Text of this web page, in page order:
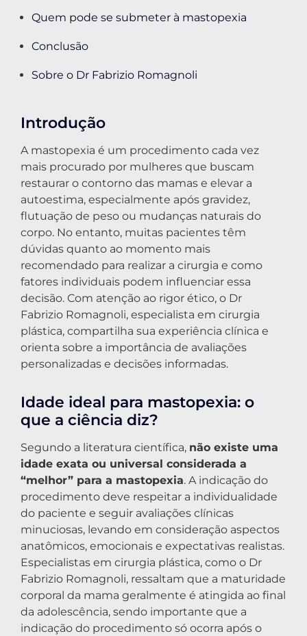
Quem pode se submeter à mastopexia
Conclusão
Sobre o Dr Fabrizio Romagnoli
Introdução
A mastopexia é um procedimento cada vez
mais procurado por mulheres que buscam
restaurar o contorno das mamas e elevar a
autoestima, especialmente após gravidez,
flutuação de peso ou mudanças naturais do
corpo. No entanto, muitas pacientes têm
dúvidas quanto ao momento mais
recomendado para realizar a cirurgia e como
fatores individuais podem influenciar essa
decisão. Com atenção ao rigor ético, o Dr
Fabrizio Romagnoli, especialista em cirurgia
plástica, compartilha sua experiência clínica e
orienta sobre a importância de avaliações
personalizadas e decisões informadas.
Idade ideal para mastopexia: o
que a ciência diz?
Segundo a literatura científica, não existe uma
idade exata ou universal considerada a
“melhor” para a mastopexia. A indicação do
procedimento deve respeitar a individualidade
do paciente e seguir avaliações clínicas
minuciosas, levando em consideração aspectos
anatômicos, emocionais e expectativas realistas.
Especialistas em cirurgia plástica, como o Dr
Fabrizio Romagnoli, ressaltam que a maturidade
corporal da mama geralmente é atingida ao final
da adolescência, sendo importante que a
indicação do procedimento só ocorra após o